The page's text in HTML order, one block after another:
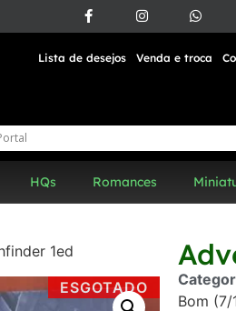
Lista de desejos Venda e troca
HQs Romances
1ed
ESGOTADO
Bom (7/